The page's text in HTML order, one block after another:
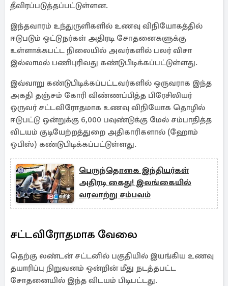
தீவிரப்படுத்தப்பட்டுள்ளன.
இந்தவாரம் உந்துருளிகளில் உணவு விநியோகத்தில்
ஈடுபடும் ஒட்டுநர்கள் அதிரடி சோதனைகளுக்கு
உள்ளாக்கபட்ட நிலையில் அவர்களில் பலர் விசா
இல்லாமல் பணிபுரிவது கண்டுபிடிக்கப்பட்டுள்ளது.
இவ்வாறு கண்டுபிடிக்கப்பட்டவர்களில் ஒருவராக இந்த
அகதி தஞ்சம் கோரி விண்ணப்பித்த பிரேசிலியர்
ஒருவர் சட்டவிரோதமாக உணவு விநியோக தொழில்
ஈடுபட்டு ஒன்றுக்கு 6,000 பவுண்டுக்கு மேல் சம்பாதித்த
விடயம் குடியேற்றத்துறை அதிகாரிகளால் (ஹோம்
ஒபிஸ்) கண்டுபிடிக்கப்பட்டுள்ளது.
பெருந்தொகை இந்தியர்கள்
அதிரடி கைது! இலங்கையில்
வரலாற்று சம்பவம்
சட்டவிரோதமாக வேலை
தெற்கு லண்டன் சட்டனில் பகுதியில் இயங்கிய உணவு
தயாரிப்பு நிறுவனம் ஒன்றின் மீது நடத்தபட்ட
சோதனையில் இந்த விடயம் பிடிபட்டது.